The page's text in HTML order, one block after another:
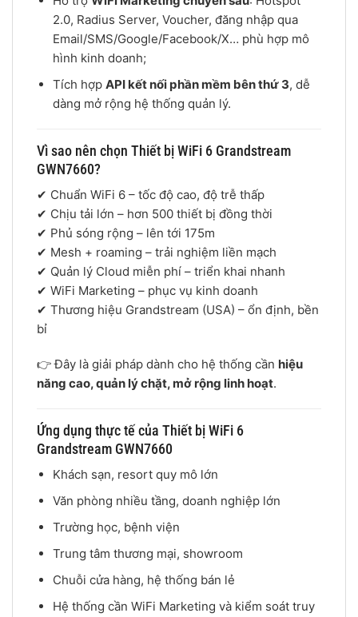
2.0, Radius Server, Voucher, đăng nhập qua
Email/SMS/Google/Facebook/X… phù hợp mô
hình kinh doanh;
Tích hợp API kết nối phần mềm bên thứ 3, dễ
dàng mở rộng hệ thống quản lý.
Vì sao nên chọn Thiết bị WiFi 6 Grandstream
GWN7660?
✔ Chuẩn WiFi 6 – tốc độ cao, độ trễ thấp
✔ Chịu tải lớn – hơn 500 thiết bị đồng thời
✔ Phủ sóng rộng – lên tới 175m
✔ Mesh + roaming – trải nghiệm liền mạch
✔ Quản lý Cloud miễn phí – triển khai nhanh
✔ WiFi Marketing – phục vụ kinh doanh
✔ Thương hiệu Grandstream (USA) – ổn định, bền
bỉ
👉 Đây là giải pháp dành cho hệ thống cần hiệu
năng cao, quản lý chặt, mở rộng linh hoạt.
Ứng dụng thực tế của Thiết bị WiFi 6
Grandstream GWN7660
Khách sạn, resort quy mô lớn
Văn phòng nhiều tầng, doanh nghiệp lớn
Trường học, bệnh viện
Trung tâm thương mại, showroom
Chuỗi cửa hàng, hệ thống bán lẻ
Hệ thống cần WiFi Marketing và kiểm soát truy